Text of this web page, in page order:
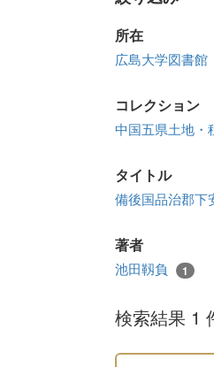
所在
広島大学図書館
コレクション
中国五県土地・
タイトル
備後国品治郡下
著者
池田靱負 1
検索結果 1